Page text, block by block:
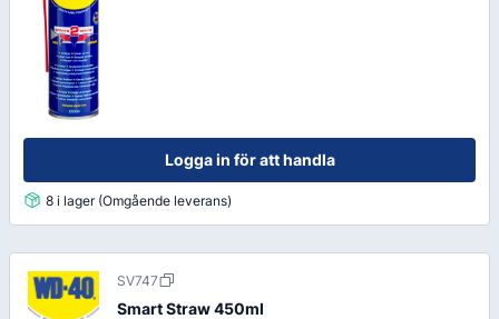
Logga in för att handla
8 i lager (Omgående leverans)
SV747
Smart Straw 450ml